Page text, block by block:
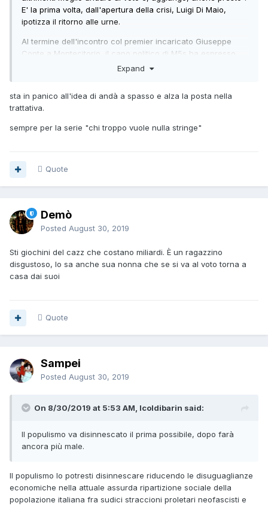
E' la prima volta, dall'apertura della crisi, Luigi Di Maio,
ipotizza il ritorno alle urne.
Al termine dell'incontro col premier incaricato Giuseppe
Conte a Montecitorio, il capo politico di M5s ha espresso
"sconcerto per il surreale dibattito sugli incarichi".
fantasia, ma non troviamo sano che questo dibattito contagi
anche le forze politiche" dice "Siamo contrari a qualsiasi
approva una seria legge sul conflitto di interessi".
Expand
sta in panico all'idea di andà a spasso e alza la posta nella
trattativa.
sempre per la serie "chi troppo vuole nulla stringe"
Quote
Demò
Posted August 30, 2019
Sti giochini del cazz che costano miliardi. È un ragazzino
disgustoso, lo sa anche sua nonna che se si va al voto torna a
casa dai suoi
Quote
Sampei
Posted August 30, 2019
On 8/30/2019 at 5:53 AM, Icoldibarin said:
Il populismo va disinnescato il prima possibile, dopo farà
ancora più male.
Il populismo lo potresti disinnescare riducendo le disuguaglianze
economiche nella attuale assurda ripartizione sociale della
popolazione italiana fra sudici straccioni proletari neofascisti e